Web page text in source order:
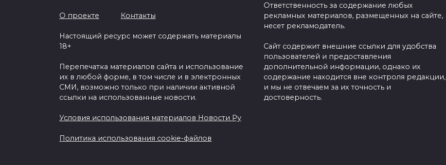
древнейшего сражения Европы у
реки Толлензе
0 76
снова началась
Бородинская битва
0 128
О проекте Контакты
Настоящий ресурс может содержать материалы
18+
Перепечатка материалов сайта и использование
их в любой форме, в том числе и в электронных
СМИ, возможно только при наличии активной
ссылки на использованные новости.
Условия использования материалов Новости Ру
Политика использования cookie-файлов
Ответственность за содержание любых
рекламных материалов, размещенных на сайте,
несет рекламодатель.
Сайт содержит внешние ссылки для удобства
пользователей и предоставления
дополнительной информации, однако их
содержание находится вне контроля редакции,
и мы не отвечаем за их точность и
достоверность.